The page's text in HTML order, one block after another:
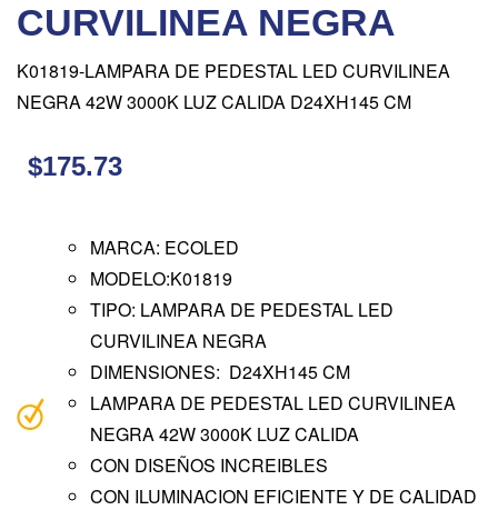
CURVILINEA NEGRA
K01819-LAMPARA DE PEDESTAL LED CURVILINEA
NEGRA 42W 3000K LUZ CALIDA D24XH145 CM
$175.73
MARCA: ECOLED
MODELO:K01819
TIPO: LAMPARA DE PEDESTAL LED
CURVILINEA NEGRA
DIMENSIONES: D24XH145 CM
LAMPARA DE PEDESTAL LED CURVILINEA
NEGRA 42W 3000K LUZ CALIDA
CON DISEÑOS INCREIBLES
CON ILUMINACION EFICIENTE Y DE CALIDAD